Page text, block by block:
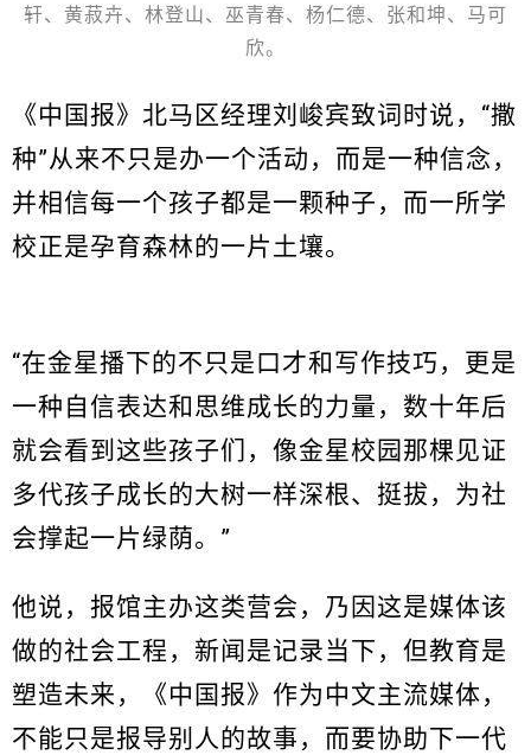
轩、黄菽卉、林登山、巫青春、杨仁德、张和坤、马可
欣。
《中国报》北马区经理刘峻宾致词时说，“撒
种”从来不只是办一个活动，而是一种信念，
并相信每一个孩子都是一颗种子，而一所学
校正是孕育森林的一片土壤。
“在金星播下的不只是口才和写作技巧，更是
一种自信表达和思维成长的力量，数十年后
就会看到这些孩子们，像金星校园那棵见证
多代孩子成长的大树一样深根、挺拔，为社
会撑起一片绿荫。”
他说，报馆主办这类营会，乃因这是媒体该
做的社会工程，新闻是记录当下，但教育是
塑造未来，《中国报》作为中文主流媒体，
不能只是报导别人的故事，而要协助下一代